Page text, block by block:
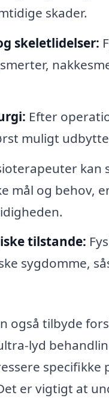
skader.
skeletlidelser:
Efter
muligt
mål og behov,
tilstande:
sygdomme,
også tilbyde
lyd
er vigtigt at